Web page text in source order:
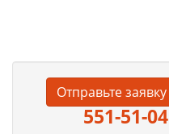
Отправьте заявку
551-51-04